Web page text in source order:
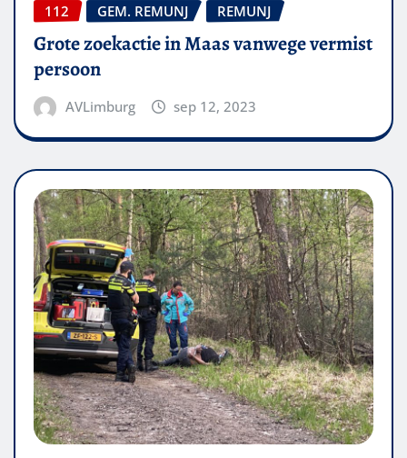
112 GEM. REMUNJ REMUNJ
Grote zoekactie in Maas vanwege vermist
persoon
AVLimburg sep 12, 2023